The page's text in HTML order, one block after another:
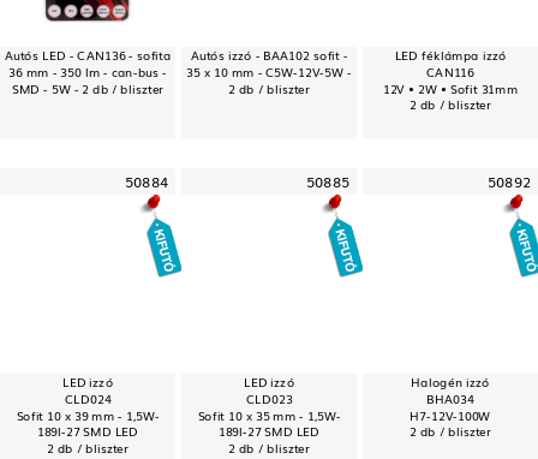
Autós LED - CAN136 - sofita
36 mm - 350 lm - can-bus -
SMD - 5W - 2 db / bliszter
Autós izzó - BAA102 sofit -
35 x 10 mm - C5W-12V-5W -
2 db / bliszter
LED féklámpa izzó
CAN116
12V • 2W • Sofit 31mm
2 db / bliszter
50884
LED izzó
CLD024
Sofit 10 x 39 mm - 1,5W-
189l-27 SMD LED
2 db / bliszter
50885
LED izzó
CLD023
Sofit 10 x 35 mm - 1,5W-
189l-27 SMD LED
2 db / bliszter
50892
Halogén izzó
BHA034
H7-12V-100W
2 db / bliszter